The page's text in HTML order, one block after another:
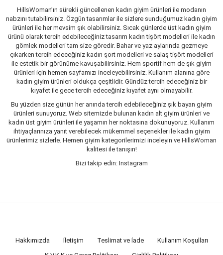
HillsWoman’ın sürekli güncellenen kadın giyim ürünleri ile modanın
nabzını tutabilirsiniz. Özgün tasarımlar ile sizlere sunduğumuz kadın giyim
ürünleri ile her mevsim şık olabilirsiniz. Sıcak günlerde üst kadın giyim
ürünü olarak tercih edebileceğiniz tasarım kadın tişört modelleri ile kadın
gömlek modelleri tam size göredir. Bahar ve yaz aylarında gezmeye
çıkarken tercih edeceğiniz kadın şort modelleri ve salaş tişört modelleri
ile estetik bir görünüme kavuşabilirsiniz. Hem sportif hem de şık giyim
ürünleri için hemen sayfamızı inceleyebilirsiniz. Kullanım alanına göre
kadın giyim ürünleri oldukça çeşitlidir. Gündüz tercih edeceğiniz bir
kıyafet ile gece tercih edeceğiniz kıyafet aynı olmayabilir.
Bu yüzden size günün her anında tercih edebileceğiniz şık bayan giyim
ürünleri sunuyoruz. Web sitemizde bulunan kadın alt giyim ürünleri ve
kadın üst giyim ürünleri ile yaşamın her noktasına dokunuyoruz. Kullanım
ihtiyaçlarınıza yanıt verebilecek mükemmel seçenekler ile kadın giyim
ürünlerimiz sizlerle. Hemen giyim kategorilerimizi inceleyin ve HillsWoman
kalitesi ile tanışın!
Bizi takip edin: Instagram
Hakkımızda İletişim Teslimat ve İade
Kullanım Koşulları